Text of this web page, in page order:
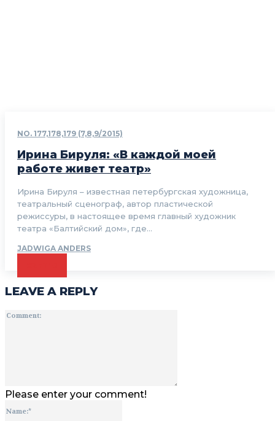
NO. 177,178,179 (7,8,9/2015)
Ирина Бируля: «В каждой моей
работе живет театр»
Ирина Бируля – известная петербургская художница,
театральный сценограф, автор пластической
режиссуры, в настоящее время главный художник
театра «Балтийский дом», где...
JADWIGA ANDERS
LEAVE A REPLY
Please enter your comment!